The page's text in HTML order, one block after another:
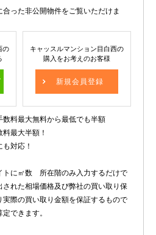
った非公開物件をご覧いただけま
の
キャッスルマンション目白西の
購入をお考えのお客様
新規会員登録
料最大無料から最低でも半額
最大半額！
対応！
トに㎡数 所在階のみ入力するだけで
れた相場価格及び弊社の買い取り保
際の買い取り金額を保証するもので
できます。